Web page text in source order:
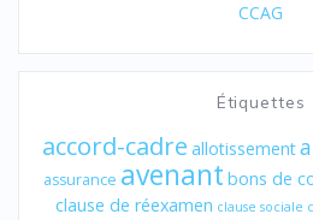
CCAG
Étiquettes
accord-cadre allotissement
assurance avenant bons de
clause de réexamen clause sociale